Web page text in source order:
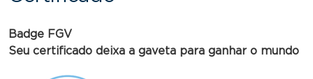
Badge FGV
Seu certificado deixa a gaveta para ganhar o mundo